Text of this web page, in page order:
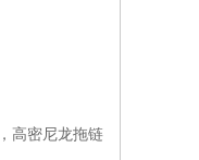
高密尼龙拖链